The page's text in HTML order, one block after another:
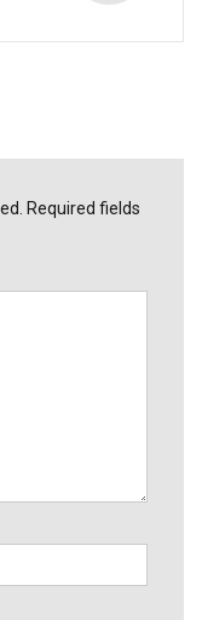
Required fields